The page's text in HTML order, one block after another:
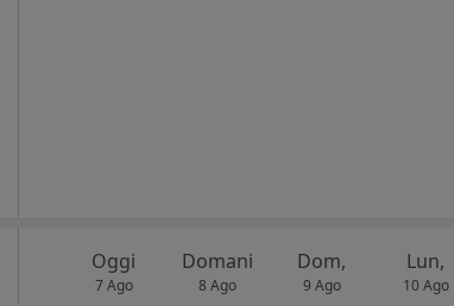
Oggi
7 Ago
Domani
8 Ago
Dom,
9 Ago
Lun,
10 Ago